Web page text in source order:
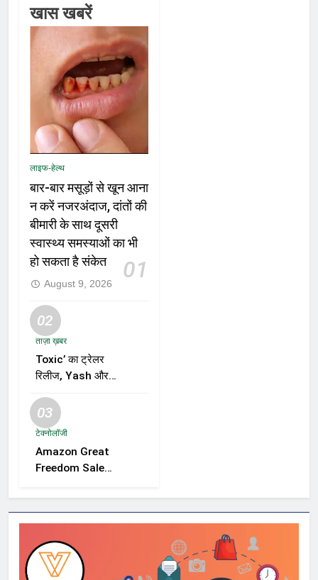
खास खबरें
लाइफ-हेल्थ
बार-बार मसूड़ों से खून आना
न करें नजरअंदाज, दांतों की
बीमारी के साथ दूसरी
स्वास्थ्य समस्याओं का भी
हो सकता है संकेत
01
August 9, 2026
02
ताज़ा ख़बर
Toxic’ का ट्रेलर
रिलीज, Yash और
जोड़ी ने मचाई हलचल,
फिल्म को लेकर बढ़ी
03
टेक्नोलॉजी
Amazon Great
Freedom Sale
OnePlus और
Xiaomi समेत कई
डिस्काउंट